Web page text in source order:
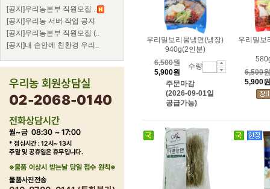
[공지]우리농본부 직원모집 ..
[공지]우리농 서버 작업 공지
[공지]우리농본부 직원모집 (..
[공지]내 손안에 친환경 우리..
우리밀보리물냉면(냉장)
940g(2인분)
6,500원
5,900원
수량
주문마감
(2026-09-01일
공급가능)
우리밀보
6,500원
5,900원